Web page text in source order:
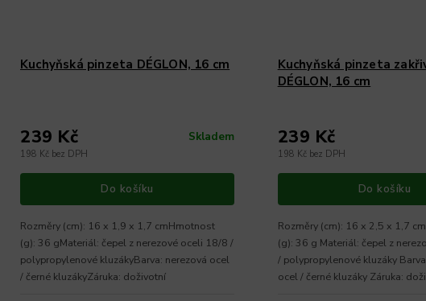
Kuchyňská pinzeta DÉGLON, 16 cm
Skladem
198 Kč bez DPH
239 Kč
Do košíku
Rozměry (cm): 16 x 1,9 x 1,7 cmHmotnost
(g): 36 gMateriál: čepel z nerezové oceli 18/8 /
polypropylenové kluzákyBarva: nerezová ocel
/ černé kluzákyZáruka: doživotní
Kuchyňská pinzeta
DÉGLON, 16 cm
198 Kč bez DPH
239 Kč
Do košíku
Rozměry (cm): 16 x 2,5 x 1,7
(g): 36 g Materiál: čepel z
/ polypropylenové kluzáky
ocel / černé kluzáky Záruka: